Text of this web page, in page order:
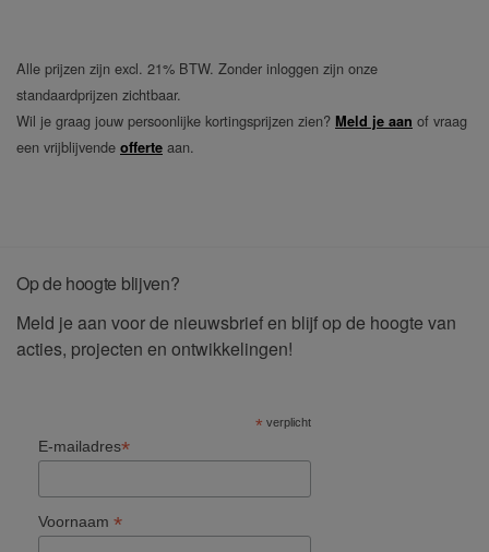
Alle prijzen zijn excl. 21% BTW. Zonder inloggen zijn onze
standaardprijzen zichtbaar.
Wil je graag jouw persoonlijke kortingsprijzen zien? Meld je aan of vraag
een vrijblijvende offerte aan.
Op de hoogte blijven?
Meld je aan voor de nieuwsbrief en blijf op de hoogte van
acties, projecten en ontwikkelingen!
* verplicht
E-mailadres*
Voornaam *